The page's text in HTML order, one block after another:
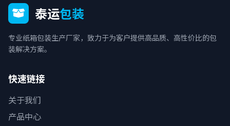
泰运包装
专业纸箱包装生产厂家，致力于为客户提供高品质、高性价比的包
装解决方案。
快速链接
关于我们
产品中心